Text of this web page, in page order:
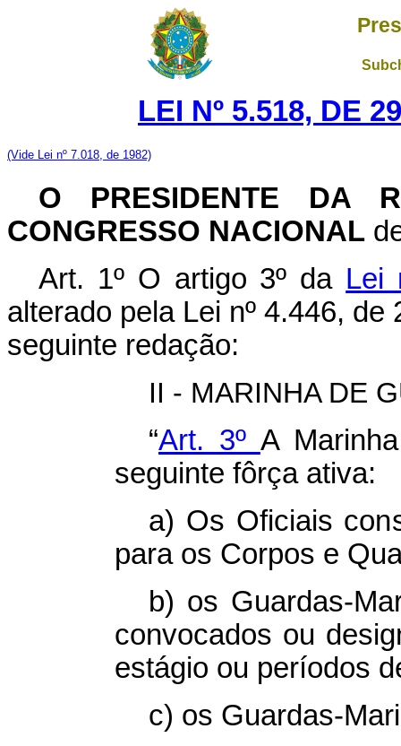
LEI Nº 5.518, DE
(Vide Lei nº 7.018, de 1982)
O PRESIDENTE DA
CONGRESSO NACIONAL
Art. 1º O artigo 3º da Lei
alterado pela Lei nº 4.446,
seguinte redação:
II - MARINHA DE
“Art. 3º A
seguinte fôrça ativa:
a) Os Oficiais
para os Corpos e
b) os Guardas-
convocados ou
estágio ou períodos
c) os Guardas-